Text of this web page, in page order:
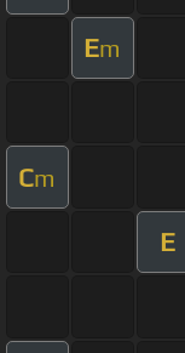
Em
Cm
E